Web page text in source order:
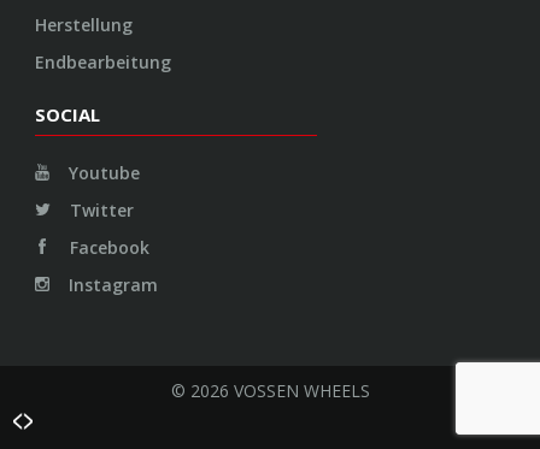
Herstellung
Endbearbeitung
SOCIAL
Youtube
Twitter
Facebook
Instagram
© 2026 VOSSEN WHEELS